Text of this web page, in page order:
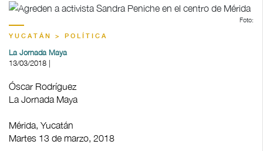
Foto:
YUCATÁN > POLÍTICA
La Jornada Maya
13/03/2018 |
Óscar Rodríguez
La Jornada Maya
Mérida, Yucatán
Martes 13 de marzo, 2018